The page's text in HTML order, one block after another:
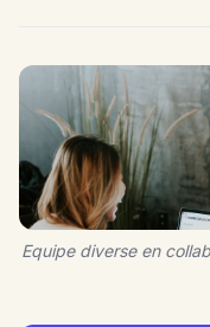
Equipe diverse en